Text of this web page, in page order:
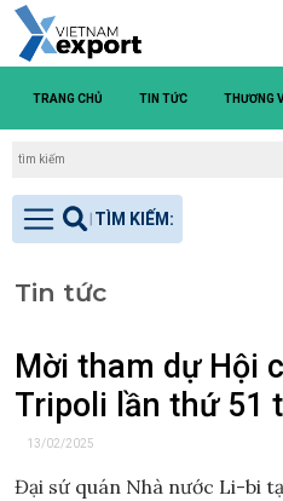
TRANG CHỦ TIN TỨC THƯƠNG
Tin tức
Mời tham dự Hội
Tripoli lần thứ 51
13/02/2025
Đại sứ quán Nhà nước Li-bi